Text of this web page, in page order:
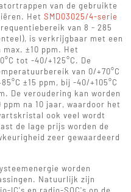
van de gebruikte
Het SMD03025/4-serie
van 8 - 285
is verkrijgbaar met een
±10 ppm. Het
tot -40/+125°C. De
van 0/+70°C
±15 ppm, bij -40/+105°C
De veroudering kan worden
na 10 jaar, waardoor het
ook veel wordt
de lage prijs worden de
zeer gewaardeerd
worden
Natuurlijk zijn